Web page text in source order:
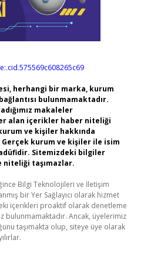
herhangi bir marka, kurum
bulunmamaktadır.
makaleler
alan içerikler haber niteliği
ve kişiler hakkında
Gerçek kurum ve kişiler ile isim
Sitemizdeki bilgiler
taşımazlar.
Bilgi Teknolojileri ve İletişim
bir Yer Sağlayıcı olarak hizmet
içerikleri proaktif olarak denetleme
bulunmamaktadır. Ancak, üyelerimiz
taşımakta olup, siteye üye olarak